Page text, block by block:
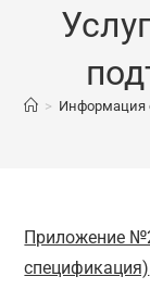
> Информация
Приложение
спецификация)